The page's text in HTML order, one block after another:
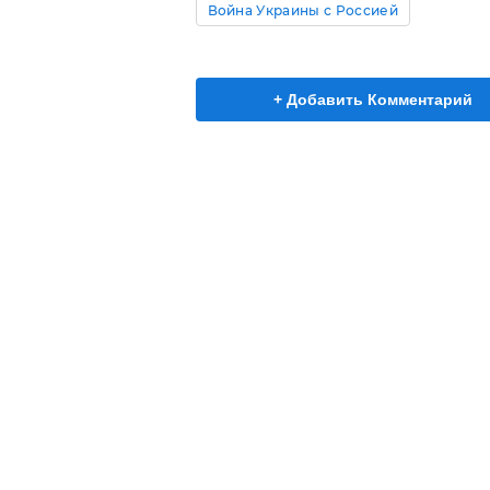
Война Украины с Россией
+ Добавить Комментарий